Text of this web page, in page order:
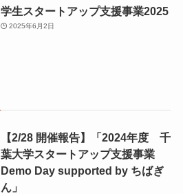
学生スタートアップ支援事業2025
2025年6月2日
【2/28 開催報告】「2024年度 千
葉大学スタートアップ支援事業
Demo Day supported by ちばぎ
ん」